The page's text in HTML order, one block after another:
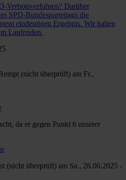
Verbotsverfahren? Darüber
SPD-Bundesparteitags die
eindeutigen Ergebnis. Wir halten
Laufenden.
(nicht überprüft) am Fr.,
da er gegen Punkt 6 unserer
(nicht überprüft) am Sa., 28.06.2025 -